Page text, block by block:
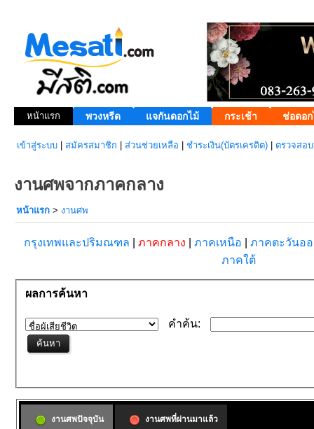
หน้าแรก พวงหรีด แจกันดอกไม้ กระเช้า ช่อดอ
เข้าสู่ระบบ สมัครสมาชิก ส่วนช่วยเหลือ ชำระเงิน(บัตรเครดิต) ตรวจสอ
งานศพจากภาคกลาง
หน้าแรก > งานศพ
กรุงเทพและปริมณฑล ภาคกลาง ภาคเหนือ
ภาคตะวันอ
ภาคใต้
ผลการค้นหา
คำค้น:
งานศพปัจจุบัน งานศพที่ผ่านมาแล้ว